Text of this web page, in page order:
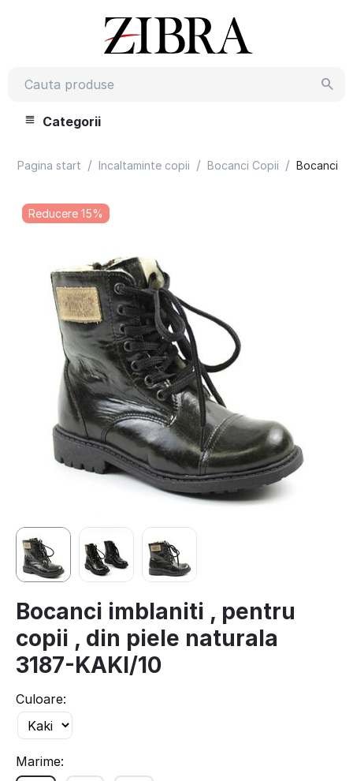
Categorii
Pagina start / Incaltaminte copii / Bocanci Copii / Bocanci
Reducere 15%
Bocanci imblaniti , pentru
copii , din piele naturala
3187-KAKI/10
Culoare:
Marime: